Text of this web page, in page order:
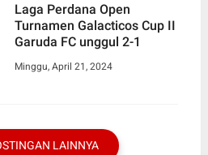
Laga Perdana Open
Turnamen Galacticos Cup II
Garuda FC unggul 2-1
Minggu, April 21, 2024
LAINNYA